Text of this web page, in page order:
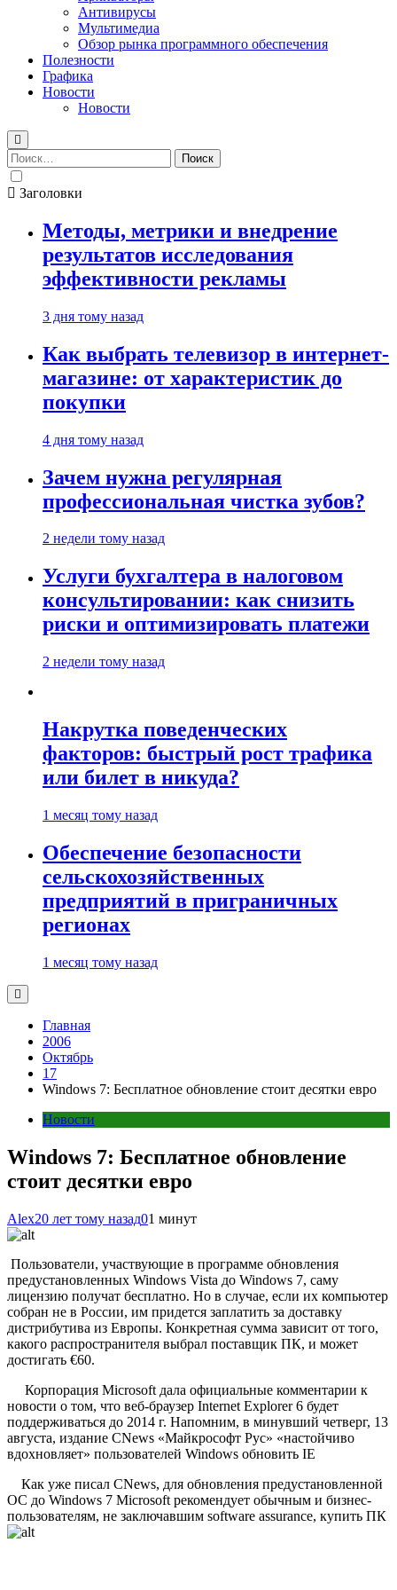
Антивирусы
Мультимедиа
Обзор рынка программного обеспечения
Полезности
Графика
Новости
Новости
Найти:
Заголовки
Методы, метрики и внедрение
результатов исследования
эффективности рекламы
3 дня тому назад
Как выбрать телевизор в интернет-
магазине: от характеристик до
покупки
4 дня тому назад
Зачем нужна регулярная
профессиональная чистка зубов?
2 недели тому назад
Услуги бухгалтера в налоговом
консультировании: как снизить
риски и оптимизировать платежи
2 недели тому назад
Накрутка поведенческих
факторов: быстрый рост трафика
или билет в никуда?
1 месяц тому назад
Обеспечение безопасности
сельскохозяйственных
предприятий в приграничных
регионах
1 месяц тому назад
Главная
2006
Октябрь
17
Windows 7: Бесплатное обновление стоит десятки евро
Новости
Windows 7: Бесплатное обновление
стоит десятки евро
Alex20 лет тому назад01 минут
Пользователи, участвующие в программе обновления
предустановленных Windows Vista до Windows 7, саму
лицензию получат бесплатно. Но в случае, если их компьютер
собран не в России, им придется заплатить за доставку
дистрибутива из Европы. Конкретная сумма зависит от того,
какого распространителя выбрал поставщик ПК, и может
достигать €60.
Корпорация Microsoft дала официальные комментарии к
новости о том, что веб-браузер Internet Explorer 6 будет
поддерживаться до 2014 г. Напомним, в минувший четверг, 13
августа, издание CNews «Майкрософт Рус» «настойчиво
вдохновляет» пользователей Windows обновить IE
Как уже писал CNews, для обновления предустановленной
ОС до Windows 7 Microsoft рекомендует обычным и бизнес-
пользователям, не заключавшим software assurance, купить ПК